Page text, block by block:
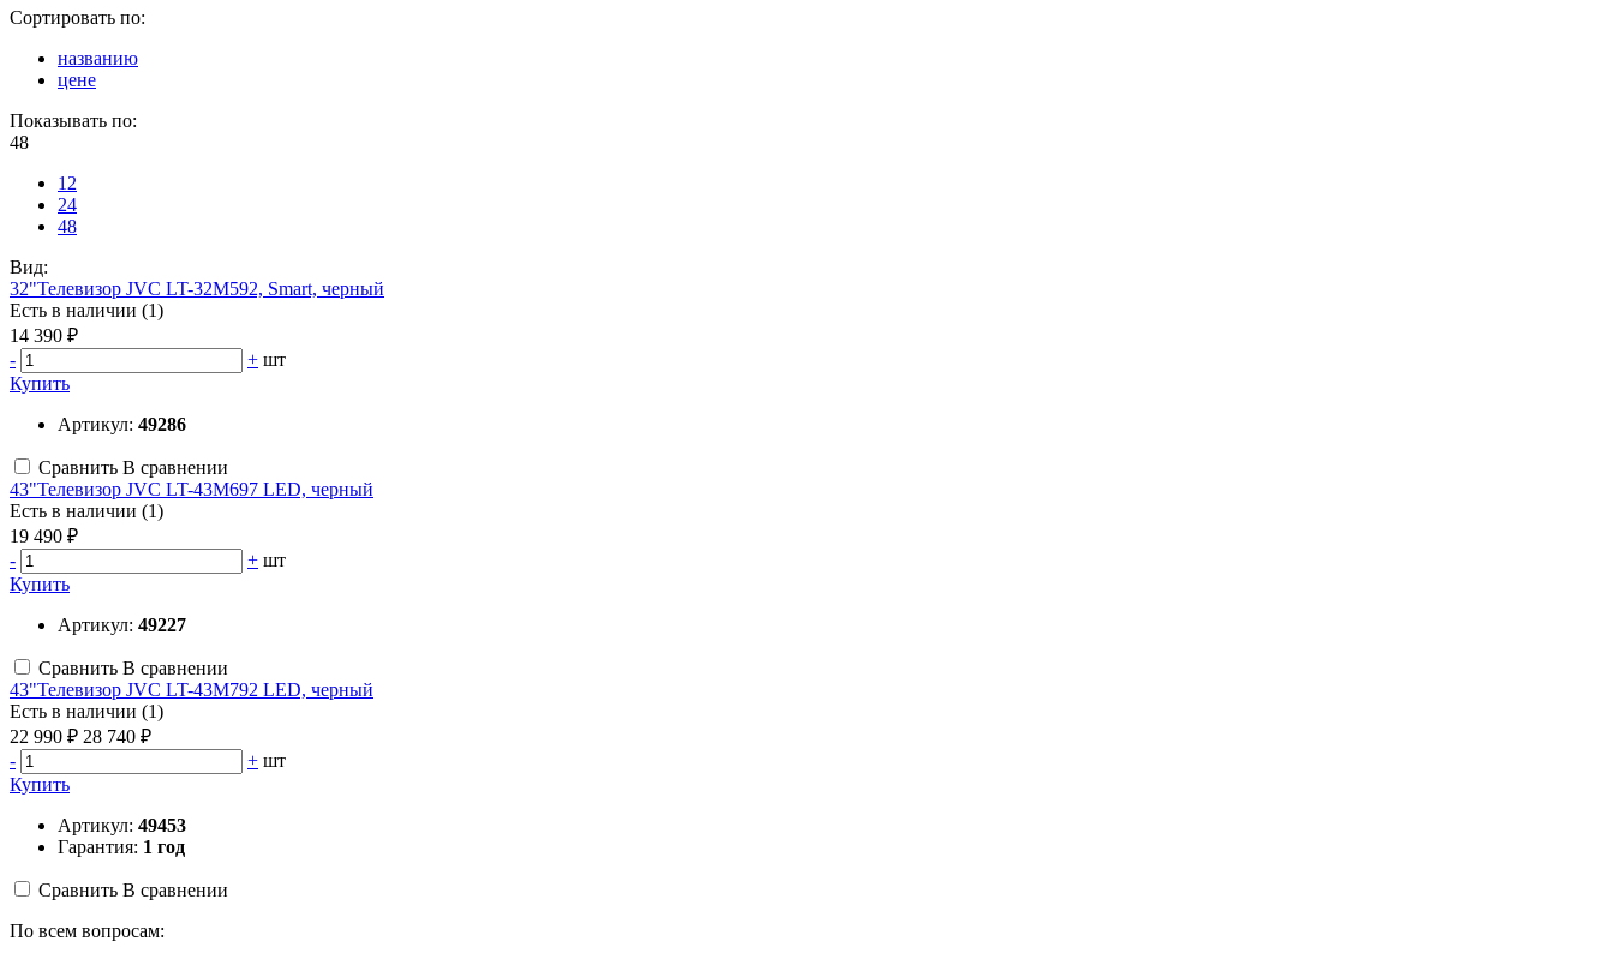
Сортировать по:
названию
цене
Показывать по:
48
12
24
48
Вид:
32"Телевизор JVC LT-32M592, Smart, черный
Есть в наличии (1)
14 390 ₽
-
+ шт
Купить
Артикул: 49286
Сравнить В сравнении
43"Телевизор JVC LT-43M697 LED, черный
Есть в наличии (1)
19 490 ₽
-
+ шт
Купить
Артикул: 49227
Сравнить В сравнении
43"Телевизор JVC LT-43M792 LED, черный
Есть в наличии (1)
22 990 ₽ 28 740 ₽
-
+ шт
Купить
Артикул: 49453
Гарантия: 1 год
Сравнить В сравнении
По всем вопросам: